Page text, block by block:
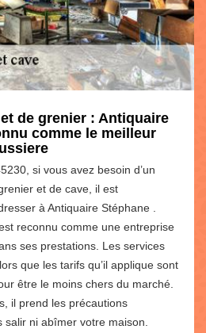
de grenier : Antiquaire
comme le meilleur
si vous avez besoin d’un
et de cave, il est
à Antiquaire Stéphane .
reconnu comme une entreprise
ses prestations. Les services
que les tarifs qu’il applique sont
être le moins chers du marché.
il prend les précautions
ni abîmer votre maison.